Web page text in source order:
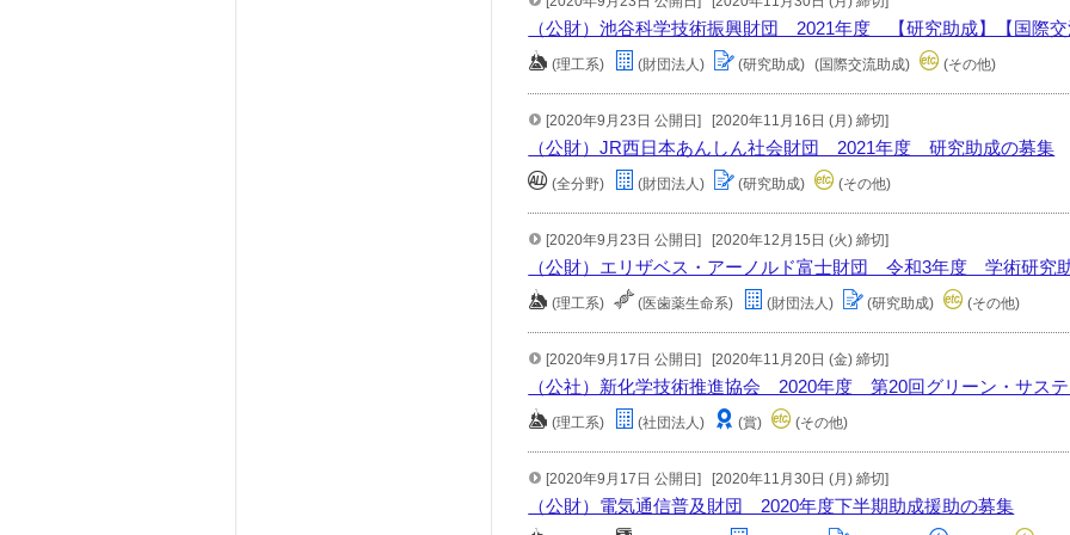
（公財）池谷科学技術振興財団 2021年度 【研究助成】【国際
(理工系) (財団法人) (研究助成) (国際交流助成) (その他)
[2020年9月23日 公開日] [2020年11月16日 (月) 締切]
（公財）JR西日本あんしん社会財団 2021年度 研究助成の募集
(全分野) (財団法人) (研究助成) (その他)
[2020年9月23日 公開日] [2020年12月15日 (火) 締切]
（公財）エリザベス・アーノルド富士財団 令和3年度 学術研究
(理工系) (医歯薬生命系) (財団法人) (研究助成) (その他)
[2020年9月17日 公開日] [2020年11月20日 (金) 締切]
（公社）新化学技術推進協会 2020年度 第20回グリーン・サス
(理工系) (社団法人) (賞) (その他)
[2020年9月17日 公開日] [2020年11月30日 (月) 締切]
（公財）電気通信普及財団 2020年度下半期助成援助の募集